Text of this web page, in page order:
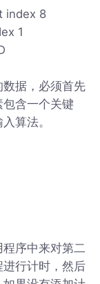
index 8
1
据，必须首先
含一个关键
算法。
序中来对第二
行计时，然后